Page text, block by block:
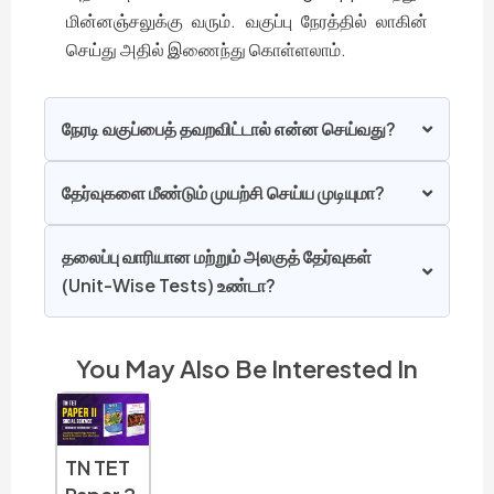
மின்னஞ்சலுக்கு வரும். வகுப்பு நேரத்தில் லாகின்
செய்து அதில் இணைந்து கொள்ளலாம்.
நேரடி வகுப்பைத் தவறவிட்டால் என்ன செய்வது?
தேர்வுகளை மீண்டும் முயற்சி செய்ய முடியுமா?
தலைப்பு வாரியான மற்றும் அலகுத் தேர்வுகள்
(Unit-Wise Tests) உண்டா?
You May Also Be Interested In
TN TET